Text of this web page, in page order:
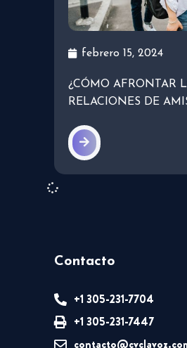
febrero 15, 2024
¿CÓMO AFRONTAR
RELACIONES DE
Contacto
+1 305-231-7704
+1 305-231-7447